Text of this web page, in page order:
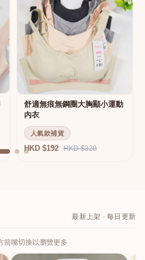
舒適無痕無鋼圈大胸顯小運動
內衣
人氣款補貨
HKD $192 HKD $320
最新上架 · 每日更新
箭嘴切換以瀏覽更多